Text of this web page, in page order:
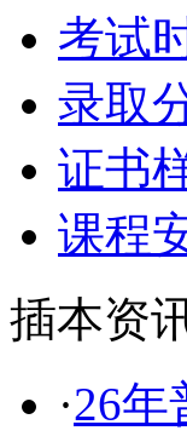
考试
录取
证书
课程
插本资
·26年